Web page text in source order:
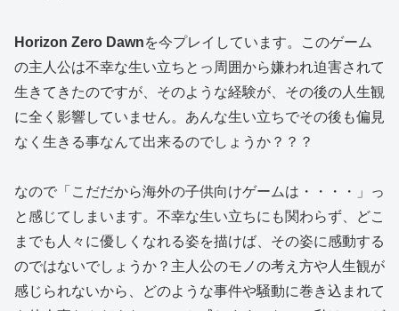
Horizon Zero Dawnを今プレイしています。このゲーム
の主人公は不幸な生い立ちとっ周囲から嫌われ迫害されて
生きてきたのですが、そのような経験が、その後の人生観
に全く影響していません。あんな生い立ちでその後も偏見
なく生きる事なんて出来るのでしょうか？？？
なので「こだだから海外の子供向けゲームは・・・・」っ
と感じてしまいます。不幸な生い立ちにも関わらず、どこ
までも人々に優しくなれる姿を描けば、その姿に感動する
のではないでしょうか？主人公のモノの考え方や人生観が
感じられないから、どのような事件や騒動に巻き込まれて